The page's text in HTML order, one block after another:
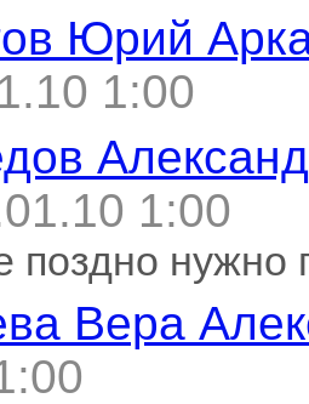
Юрий
1:00
1:00
поздно нужно
Вера